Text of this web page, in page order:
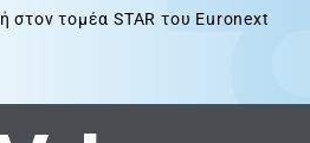
στον τομέα STAR του Euronext